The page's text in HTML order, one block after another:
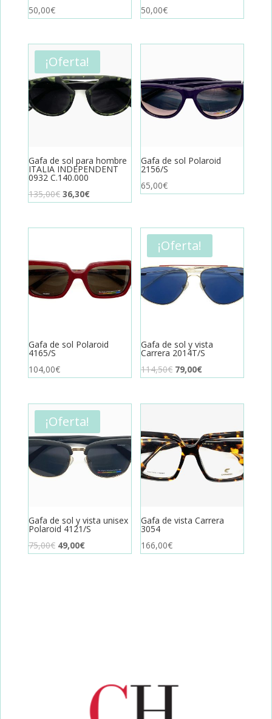
50,00€
50,00€
¡Oferta!
Gafa de sol para hombre
ITALIA INDEPENDENT
0932 C.140.000
135,00€ El
original
36,30€El
actual
Gafa de sol Polaroid
2156/S
65,00€
Gafa de sol Polaroid
4165/S
104,00€
¡Oferta!
Gafa de sol y vista
Carrera 2014T/S
114,50€ El
114,50€.
79,00€El
79,00€.
¡Oferta!
Gafa de sol y vista unisex
Polaroid 4121/S
75,00€ El
49,00€El
Gafa de vista Carrera
3054
166,00€